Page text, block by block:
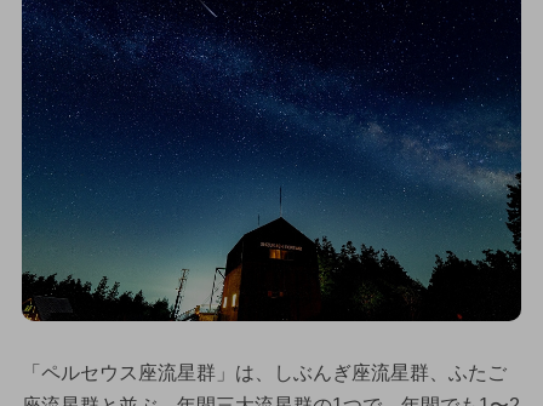
「ペルセウス座流星群」は、しぶんぎ座流星群、ふたご